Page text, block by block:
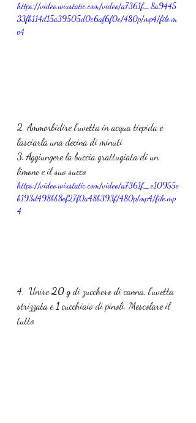
https://video.wixstatic.com/video/a7361f_8a9445
33fb114d15a39505d0c6af6f0e/480p/mp4/file.m
p4
2. Ammorbidire l’uvetta in acqua tiepida e
lasciarla una decina di minuti
3. Aggiungere la buccia grattugiata di un
limone e il suo succo
https://video.wixstatic.com/video/a7361f_e10955e
b193d498bb8ef27f0a48b393f/480p/mp4/file.mp
4
4.  Unire 20 g di zucchero di canna, l’uvetta
strizzata e 1 cucchiaio di pinoli. Mescolare il
tutto